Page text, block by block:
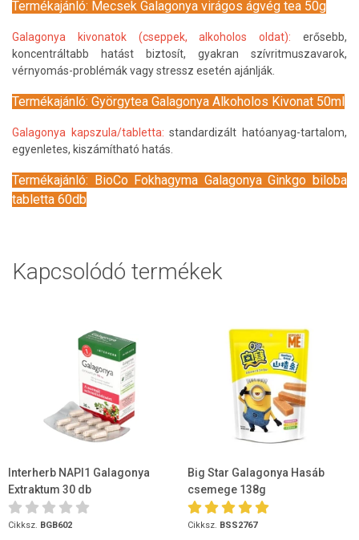
Termékajánló: Mecsek Galagonya virágos ágvég tea 50g
Galagonya kivonatok (cseppek, alkoholos oldat): erősebb,
koncentráltabb hatást biztosít, gyakran szívritmuszavarok,
vérnyomás-problémák vagy stressz esetén ajánlják.
Termékajánló: Györgytea Galagonya Alkoholos Kivonat 50ml
Galagonya kapszula/tabletta:standardizált hatóanyag-tartalom,
egyenletes, kiszámítható hatás.
Termékajánló: BioCo Fokhagyma Galagonya Ginkgo biloba
tabletta 60db
Kapcsolódó termékek
Interherb NAPI1 Galagonya
Extraktum 30 db
Cikksz. BGB602
Big Star Galagonya Hasáb
csemege 138g
Cikksz. BSS2767